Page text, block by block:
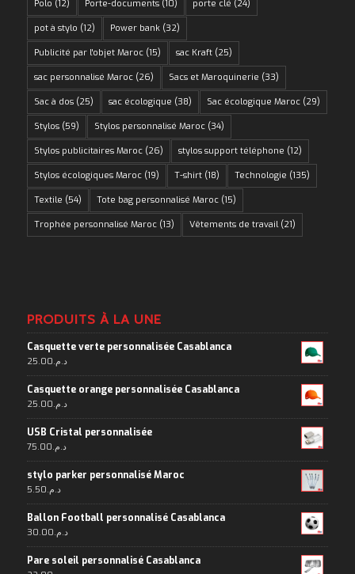
Polo (12) Porte-documents(10) porte clé (24)
pot à stylo (12) Power bank(32)
Publicité par l'objet Maroc(15) sac Kraft(25)
sac personnalisé Maroc(26) Sacs et Maroquinerie (33)
Sac à dos(25) sac écologique (38) Sac écologique Maroc(29)
Stylos(59) Stylos personnalisé Maroc(34)
Stylos publicitaires Maroc(26) stylos support téléphone (12)
Stylos écologiques Maroc(19) T-shirt(18) Technologie (135)
Textile (54) Tote bag personnalisé Maroc(15)
Trophée personnalisé Maroc(13) Vêtements de travail(21)
PRODUITS À LA UNE
Casquette verte personnalisée Casablanca
د.م.25.00
Casquette orange personnalisée Casablanca
د.م.25.00
USB Cristal personnalisée
د.م.75.00
stylo parker personnalisé Maroc
د.م.5.50
Ballon Football personnalisé Casablanca
د.م.30.00
Pare soleil personnalisé Casablanca